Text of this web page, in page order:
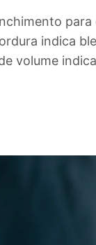
para
indica
volume